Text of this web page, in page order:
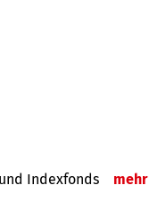
Indexfonds mehr